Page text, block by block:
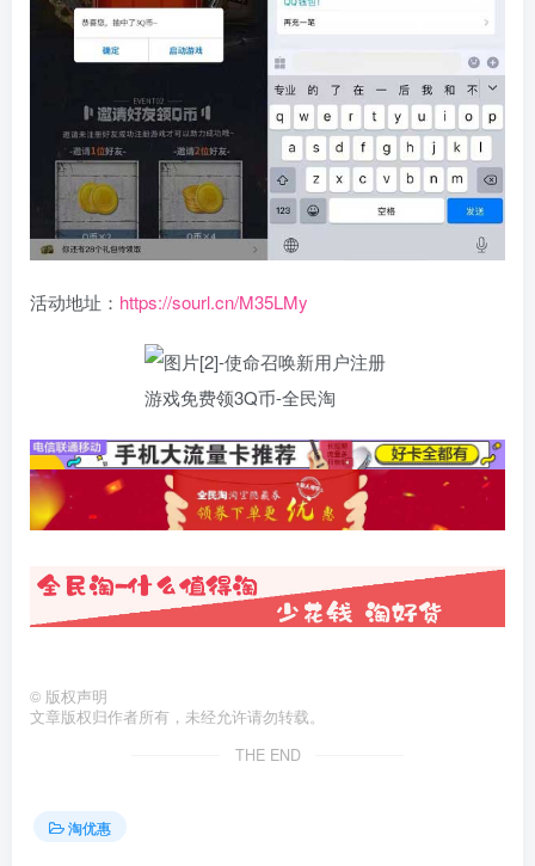
活动地址： https://sourl.cn/M35LMy
© 版权声明
文章版权归作者所有，未经允许请勿转载。
THE END
淘优惠